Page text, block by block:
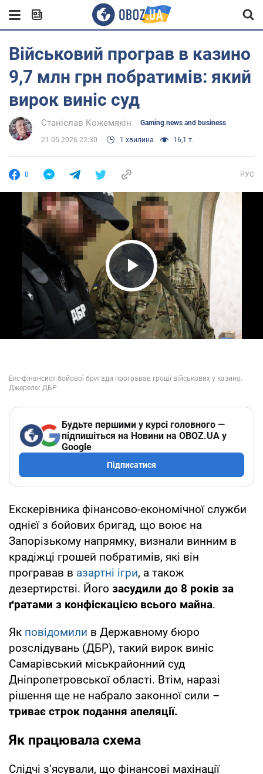
Військовий програв в казино
9,7 млн грн побратимів: який
вирок виніс суд
Станіслав Кожемякін Gaming news and business
21.05.2026 22:30 1 хвилина 16,1 т.
0 РУС
Play Video
Будьте першими у курсі головного —
підпишіться на Новини на OBOZ.UA у
Google
Підписатися
Екскерівника фінансово-економічної служби
однієї з бойових бригад, що воює на
Запорізькому напрямку, визнали винним в
крадіжці грошей побратимів, які він
програвав в азартні ігри, а також
дезертирстві. Його засудили до 8 років за
ґратами з конфіскацією всього майна.
Як повідомили в Державному бюро
розслідувань (ДБР), такий вирок виніс
Самарівський міськрайонний суд
Дніпропетровської області. Втім, наразі
рішення ще не набрало законної сили –
триває строк подання апеляції.
Як працювала схема
Слідчі з’ясували, що фінансові махінації